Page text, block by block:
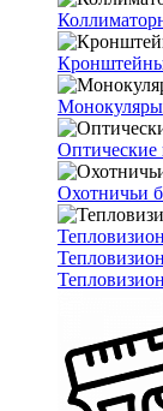
Монокуляры
Охотничьи